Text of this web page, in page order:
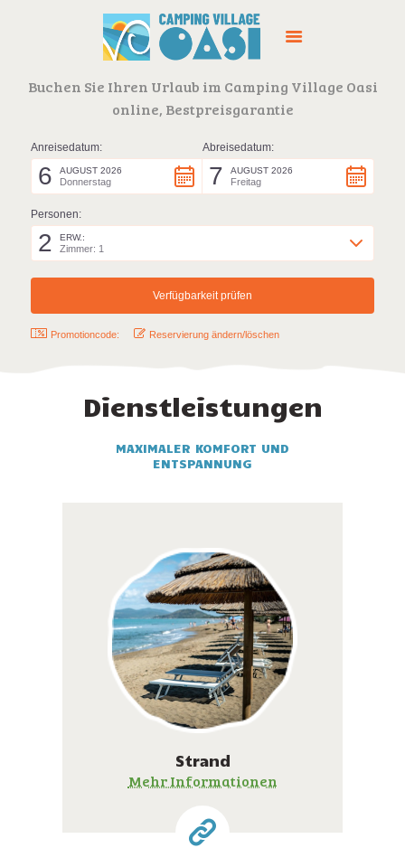
DIENSTLEISTUNGEN
KONTAKTE
Buchen Sie Ihren Urlaub im Camping Village Oasi
online, Bestpreisgarantie
Dienstleistungen
MAXIMALER KOMFORT UND
ENTSPANNUNG
Strand
Mehr Informationen